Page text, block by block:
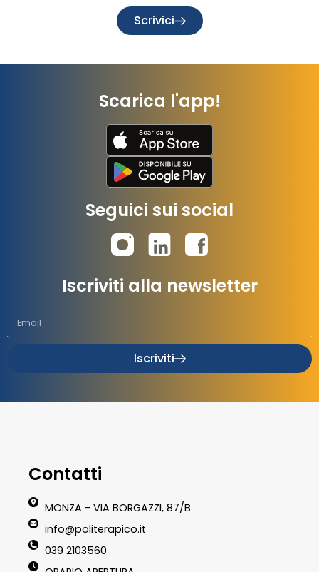
Scrivici
Scarica l'app!
Seguici sui social
Iscriviti alla newsletter
Iscriviti
Contatti
MONZA - VIA BORGAZZI, 87/B
info@politerapico.it
039 2103560